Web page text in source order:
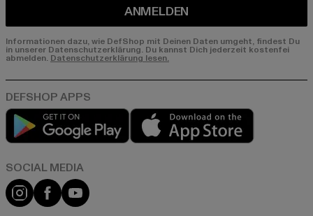
ANMELDEN
Informationen dazu, wie DefShop mit Deinen Daten umgeht, findest Du
in unserer Datenschutzerklärung. Du kannst Dich jederzeit kostenfei
abmelden. Datenschutzerklärung lesen.
Play market
Instagram
FacebookYouTube